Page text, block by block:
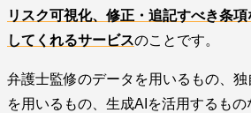
リスク可視化、修正・追記すべき条
してくれるサービスのことです。
弁護士監修のデータを用いるもの、
を用いるもの、生成AIを活用するも